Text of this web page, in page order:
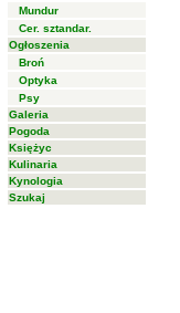
Mundur
Cer. sztandar.
Ogłoszenia
Broń
Optyka
Psy
Galeria
Pogoda
Księżyc
Kulinaria
Kynologia
Szukaj